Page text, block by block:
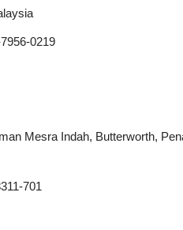
0219
Mesra Indah, Butterworth,
701